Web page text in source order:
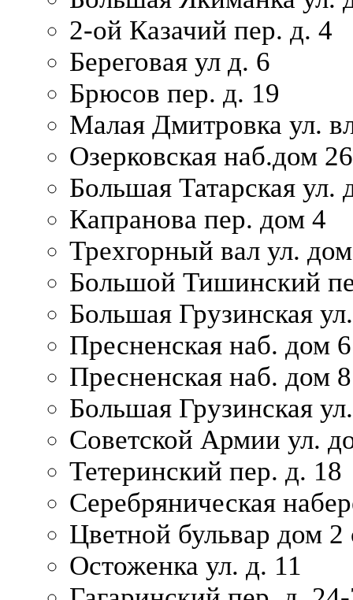
2-ой Казачий пер. д. 4
Береговая ул д. 6
Брюсов пер. д. 19
Малая Дмитровка ул.
Озерковская наб.дом 26
Большая Татарская ул.
Капранова пер. дом 4
Трехгорный вал ул.
Большой Тишинский
Большая Грузинская
Пресненская наб. дом
Пресненская наб. дом 8
Большая Грузинская
Советской Армии ул.
Тетеринский пер. д. 18
Серебряническая
Цветной бульвар дом 2
Остоженка ул. д. 11